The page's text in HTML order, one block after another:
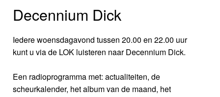
Decennium Dick
Iedere woensdagavond tussen 20.00 en 22.00 uur
kunt u via de LOK luisteren naar Decennium Dick.
Een radioprogramma met: actualiteiten, de
scheurkalender, het album van de maand, het